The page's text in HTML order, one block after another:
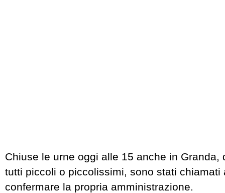
Chiuse le urne oggi alle 15 anche in Granda,
tutti piccoli o piccolissimi, sono stati chiamati
confermare la propria amministrazione.